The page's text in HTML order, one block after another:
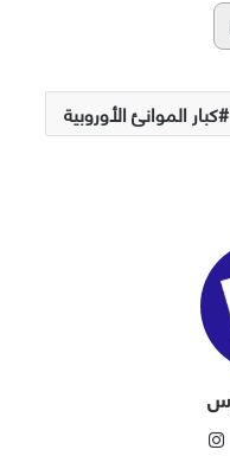
كبار الموانئ الأوروبية